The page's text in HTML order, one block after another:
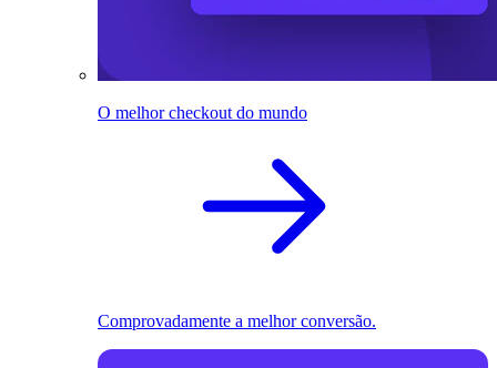
O melhor checkout do mundo
Comprovadamente a melhor conversão.